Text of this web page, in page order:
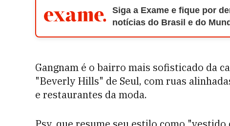
Siga a Exame e fique por
notícias do Brasil e do
Gangnam é o bairro mais sofisticado da
"Beverly Hills" de Seul, com ruas
e restaurantes da moda.